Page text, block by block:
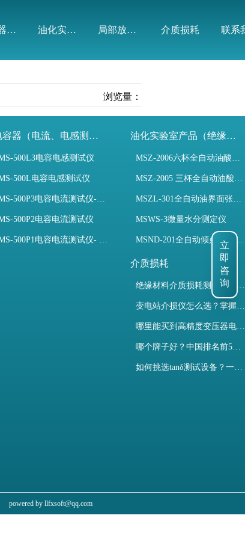
） 油化实验室产品（绝缘油） 局部放电模拟装置 介质损耗 联系
浏览量：
器（电流、电感测试）
500L3电容电感测试仪
500L电容电感测试仪
500P3电容电流测试仪-3PT、两种4PT、1PT连接方式
500P2电容电流测试仪
500P1电容电流测试仪- 支持3PT、4PT、1PT
油化实验室产品（绝缘油）
MSZ-2006六杯全自动油酸值测定仪
MSZ-2005 三杯全自动油酸值测定仪
MSZL-301全自动油界面张力仪
MSWS-3微量水分测定仪
MSND-201全自动倾点凝点测试仪
介质损耗
绝缘材料介质损耗测试仪怎么选？看木森电气B端定制如何升级测试效率
变电站介损仪怎么选？掌握采购要点-木森电气
哪里能买到高精度变压器电容量及介损测试仪？快速解决选型难题
哪个牌子好？中国排名前5介质损耗测试仪选型对比快速解决测量难题
如何挑选tanδ测试设备？一文掌握高压介质损耗测试仪采购核心
powered by llfxsoft@qq.com
立
即
咨
询